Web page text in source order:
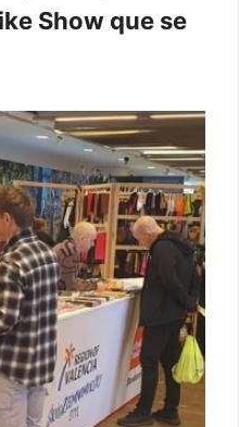
Show que se